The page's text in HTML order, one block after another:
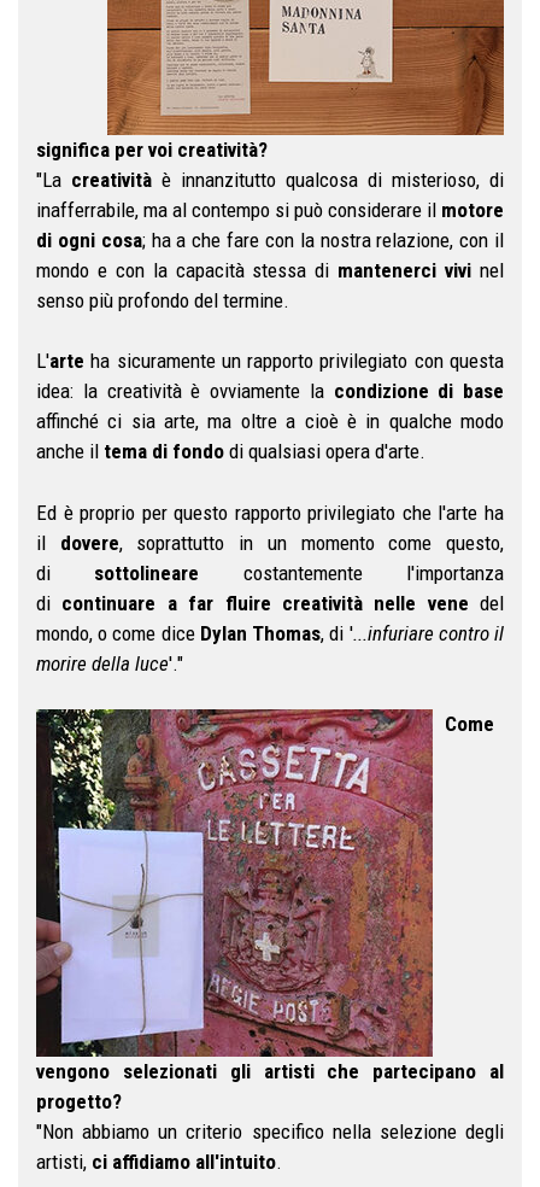
significa per voi creatività?
"La creatività è innanzitutto qualcosa di misterioso, di
inafferrabile, ma al contempo si può considerare il motore
di ogni cosa; ha a che fare con la nostra relazione, con il
mondo e con la capacità stessa di mantenerci vivi nel
senso più profondo del termine.
L'arte ha sicuramente un rapporto privilegiato con questa
idea: la creatività è ovviamente la condizione di base
affinché ci sia arte, ma oltre a cioè è in qualche modo
anche il tema di fondo di qualsiasi opera d'arte.
Ed è proprio per questo rapporto privilegiato che l'arte ha
il dovere, soprattutto in un momento come questo,
di sottolineare costantemente l'importanza
di continuare a far fluire creatività nelle vene del
mondo, o come dice Dylan Thomas, di '...infuriare contro il
morire della luce'."
Come
vengono selezionati gli artisti che partecipano al
progetto?
"Non abbiamo un criterio specifico nella selezione degli
artisti, ci affidiamo all'intuito.